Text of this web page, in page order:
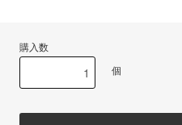
購入数
個